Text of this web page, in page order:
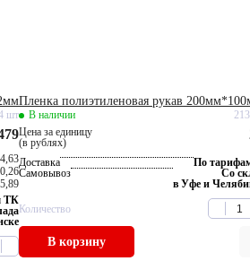
шт
ТК
Пленка полиэтиленовая рукав
В наличии
Цена за единицу
(в рублях)
Доставка
По
Самовывоз
Со
в Уфе и
Количество
В корзину